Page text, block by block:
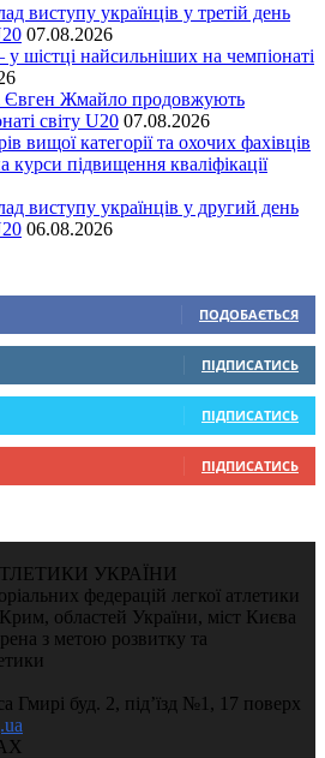
виступу українців у третій день
07.08.2026
шістці найсильніших на чемпіонаті
Євген Жмайло продовжують
світу U20 07.08.2026
вищої категорії та охочих фахівців
курси підвищення кваліфікації
виступу українців у другий день
06.08.2026
ПОДОБАЄТЬСЯ
ПІДПИСАТИСЬ
ПІДПИСАТИСЬ
ПІДПИСАТИСЬ
УКРАЇНИ
федерацій легкої атлетики
областей України, міст Києва
з метою розвитку та
Гмирі буд. 2, під’їзд №1, 17 поверх